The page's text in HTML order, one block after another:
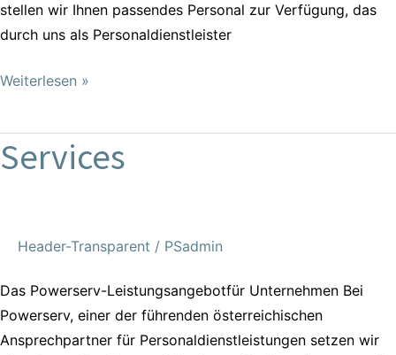
stellen wir Ihnen passendes Personal zur Verfügung, das
durch uns als Personaldienstleister
Weiterlesen »
Services
Header-Transparent / PSadmin
Das Powerserv-Leistungsangebotfür Unternehmen Bei
Powerserv, einer der führenden österreichischen
Ansprechpartner für Personaldienstleistungen setzen wir
Services